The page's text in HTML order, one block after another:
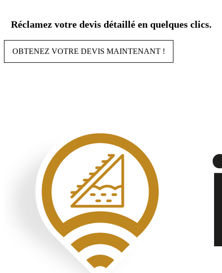
contenu
Réclamez votre devis détaillé en quelques clics.
OBTENEZ VOTRE DEVIS MAINTENANT !